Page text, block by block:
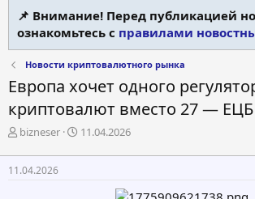
📌 Внимание! Перед публикацией
ознакомьтесь с правилами
Новости криптовалютного рынка
Европа хочет одного
криптовалют вместо 27 — ЕЦБ
А
т
о
bizneser
Д
т
11.04.2026
11.04.2026